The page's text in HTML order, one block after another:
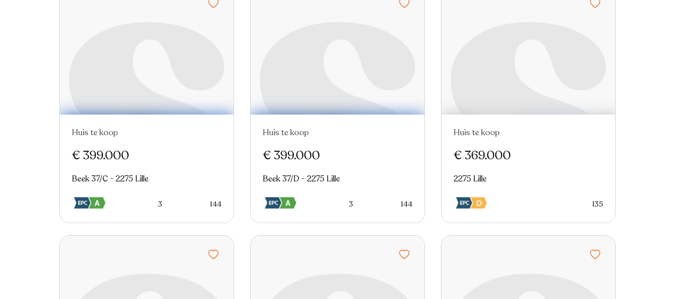
Huis te koop
€ 399.000
Beek 37/C - 2275 Lille
3 144
Huis te koop
€ 399.000
Beek 37/D - 2275 Lille
3 144
Huis te koop
€ 369.000
2275 Lille
135